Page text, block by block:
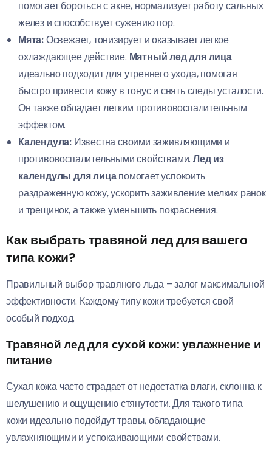
помогает бороться с акне, нормализует работу сальных
желез и способствует сужению пор.
Мята:Освежает, тонизирует и оказывает легкое
охлаждающее действие. Мятный лед для лица
идеально подходит для утреннего ухода, помогая
быстро привести кожу в тонус и снять следы усталости.
Он также обладает легким противовоспалительным
эффектом.
Календула: Известна своими заживляющими и
противовоспалительными свойствами.Лед из
календулы для лицапомогает успокоить
раздраженную кожу, ускорить заживление мелких ранок
и трещинок, а также уменьшить покраснения.
Как выбрать травяной лед для вашего
типа кожи?
Правильный выбор травяного льда – залог максимальной
эффективности. Каждому типу кожи требуется свой
особый подход.
Травяной лед для сухой кожи: увлажнение и
питание
Сухая кожа часто страдает от недостатка влаги, склонна к
шелушению и ощущению стянутости. Для такого типа
кожи идеально подойдут травы, обладающие
увлажняющими и успокаивающими свойствами.